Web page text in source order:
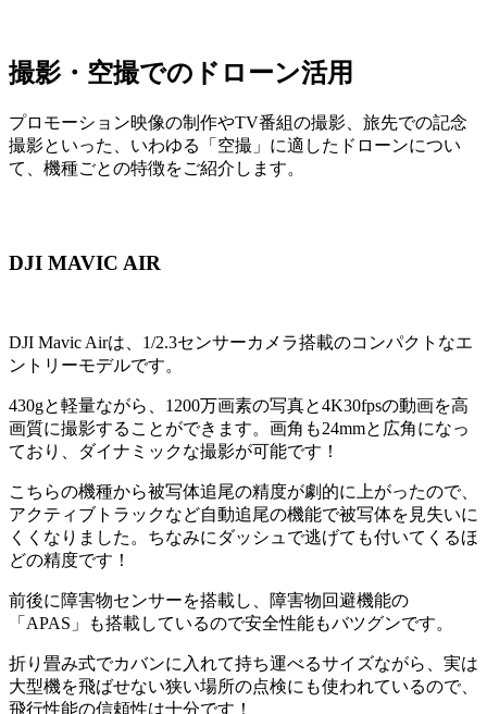
撮影・空撮でのドローン活用
プロモーション映像の制作やTV番組の撮影、旅先での記念
撮影といった、いわゆる「空撮」に適したドローンについ
て、機種ごとの特徴をご紹介します。
DJI MAVIC AIR
DJI Mavic Airは、1/2.3センサーカメラ搭載のコンパクトなエ
ントリーモデルです。
430gと軽量ながら、1200万画素の写真と4K30fpsの動画を高
画質に撮影することができます。画角も24mmと広角になっ
ており、ダイナミックな撮影が可能です！
こちらの機種から被写体追尾の精度が劇的に上がったので、
アクティブトラックなど自動追尾の機能で被写体を見失いに
くくなりました。ちなみにダッシュで逃げても付いてくるほ
どの精度です！
前後に障害物センサーを搭載し、障害物回避機能の
「APAS」も搭載しているので安全性能もバツグンです。
折り畳み式でカバンに入れて持ち運べるサイズながら、実は
大型機を飛ばせない狭い場所の点検にも使われているので、
飛行性能の信頼性は十分です！